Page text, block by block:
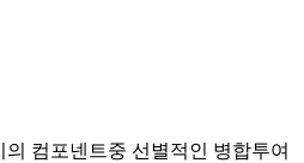
컴포넨트중 선별적인 병합투여